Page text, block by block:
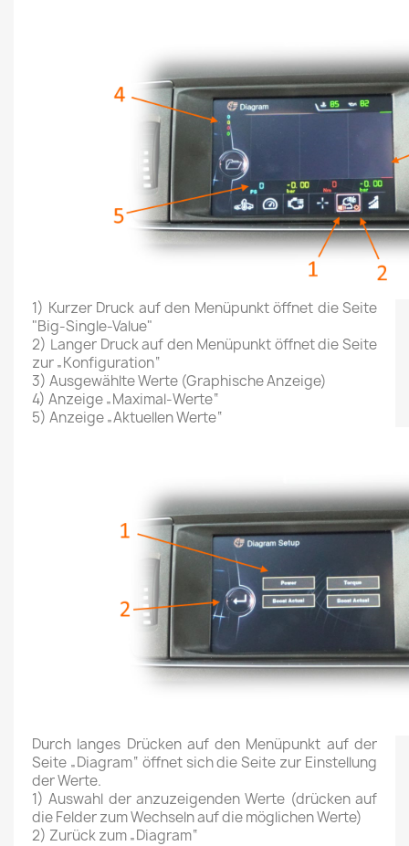
1) Kurzer Druck auf den Menüpunkt öffnet die Seite
"Big-Single-Value"
2) Langer Druck auf den Menüpunkt öffnet die Seite
zur „Konfiguration“
3) Ausgewählte Werte (Graphische Anzeige)
4) Anzeige „Maximal-Werte“
5) Anzeige „Aktuellen Werte“
Durch langes Drücken auf den Menüpunkt auf der
Seite „Diagram“ öffnet sich die Seite zur Einstellung
der Werte.
1) Auswahl der anzuzeigenden Werte (drücken auf
die Felder zum Wechseln auf die möglichen Werte)
2) Zurück zum „Diagram“